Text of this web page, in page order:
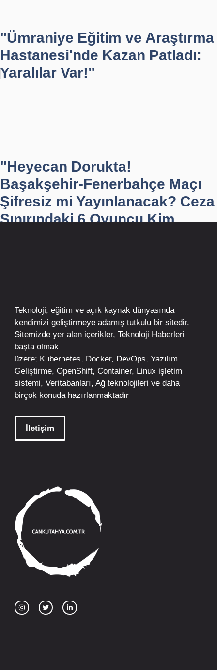
"Ümraniye Eğitim ve Araştırma
Hastanesi'nde Kazan Patladı:
Yaralılar Var!"
"Heyecan Dorukta!
Başakşehir-Fenerbahçe Maçı
Şifresiz mi Yayınlanacak? Ceza
Sınırındaki 6 Oyuncu Kim...
Teknoloji, eğitim ve açık kaynak dünyasında
kendimizi geliştirmeye adamış tutkulu bir sitedir.
Sitemizde yer alan içerikler, Teknoloji Haberleri
başta olmak
üzere; Kubernetes, Docker, DevOps, Yazılım
Geliştirme, OpenShift, Container, Linux işletim
sistemi, Veritabanları, Ağ teknolojileri ve daha
birçok konuda hazırlanmaktadır
İletişim